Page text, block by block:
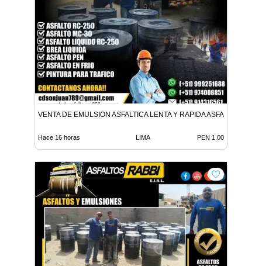
VENTA DE EMULSION ASFALTICA LENTA Y RAPIDA ASFALTO EN
Hace 16 horas LIMA PEN 1.00